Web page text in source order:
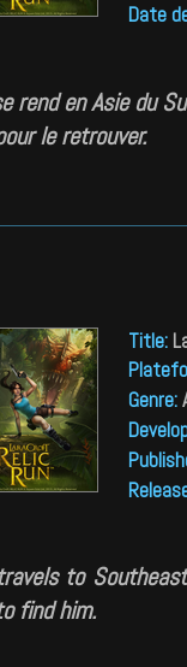
Date
rend en Asie du
le retrouver.
Title:
Genre:
to
find him.